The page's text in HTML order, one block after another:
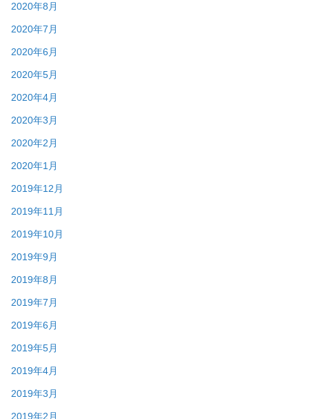
2020年8月
2020年7月
2020年6月
2020年5月
2020年4月
2020年3月
2020年2月
2020年1月
2019年12月
2019年11月
2019年10月
2019年9月
2019年8月
2019年7月
2019年6月
2019年5月
2019年4月
2019年3月
2019年2月